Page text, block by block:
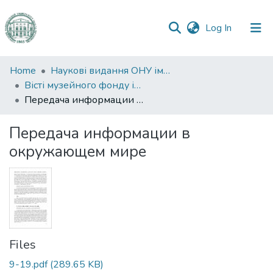
Log In (current)
Communities
&
Collections
Statistics
Home
Наукові видання ОНУ імені І. І. Мечникова
Вісті музейного фонду ім. О. О. Браунера
Передача информации в окружающем мире
Передача информации в
окружающем мире
Files
9-19.pdf(289.65 KB)